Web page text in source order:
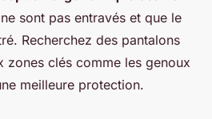
sont pas entravés et que le
Recherchez des pantalons
zones clés comme les genoux
meilleure protection.